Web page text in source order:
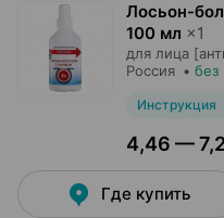
Лосьон-
100 мл ×1
для лица
Россия • без
Инструкция
4,46 —
Где купить